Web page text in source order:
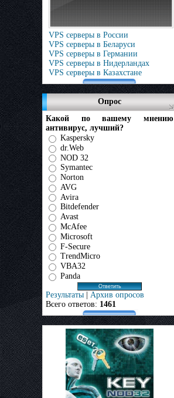
VPS серверы в России
VPS серверы в Беларуси
VPS серверы в Германии
VPS серверы в Нидерландах
VPS серверы в Казахстане
Опрос
Какой по вашему мнению
антивирус, лучший?
Kaspersky
dr.Web
NOD 32
Symantec
Norton
AVG
Avira
Bitdefender
Avast
McAfee
Microsoft
F-Secure
TrendMicro
VBA32
Panda
Результаты | Архив опросов
Всего ответов: 1461